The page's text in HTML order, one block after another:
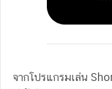
จากโปรแกรมเล่น